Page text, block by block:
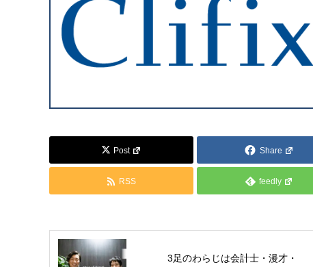
Post Share
RSS feedly
3足のわらじは会計士・漫才・